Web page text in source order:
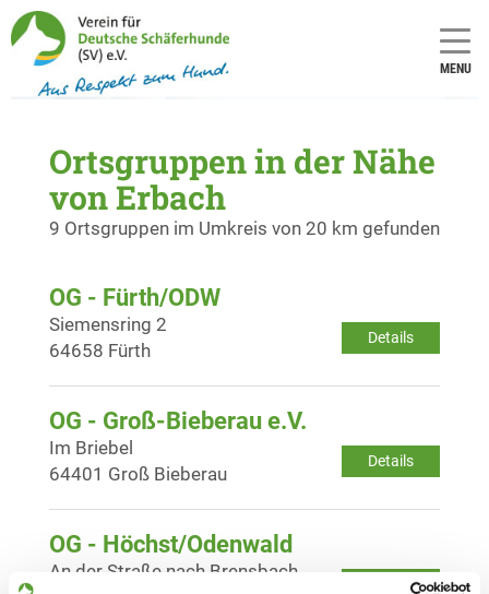
MENU
Ortsgruppen in der Nähe
von Erbach
9 Ortsgruppen im Umkreis von 20 km gefunden
OG - Fürth/ODW
Details
Siemensring 2
64658 Fürth
OG - Groß-Bieberau e.V.
Details
Im Briebel
64401 Groß Bieberau
OG - Höchst/Odenwald
Details
An der Straße nach Brensbach